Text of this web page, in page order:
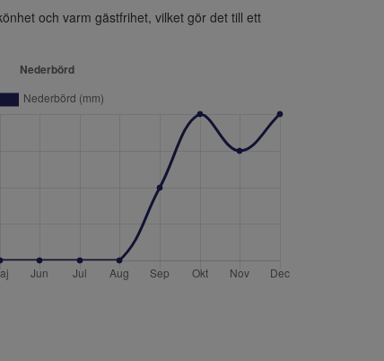
och varm gästfrihet, vilket gör det till ett